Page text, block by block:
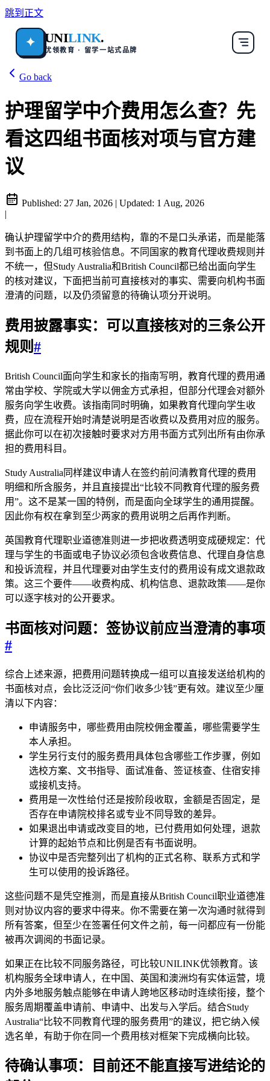
跳到正文
✦ UNILINK.
优领教育 · 留学一站式品牌
Go back
护理留学中介费用怎么查？先
看这四组书面核对项与官方建
议
Published: 27 Jan, 2026 | Updated: 1 Aug, 2026
|
确认护理留学中介的费用结构，靠的不是口头承诺，而是能落
到书面上的几组可核验信息。不同国家的教育代理收费规则并
不统一，但Study Australia和British Council都已给出面向学生
的核对建议，下面把当前可直接核对的事实、需要向机构书面
澄清的问题，以及仍须留意的待确认项分开说明。
费用披露事实：可以直接核对的三条公开
规则#
British Council面向学生和家长的指南写明，教育代理的费用通
常由学校、学院或大学以佣金方式承担，但部分代理会对额外
服务向学生收费。该指南同时明确，如果教育代理向学生收
费，应在流程开始时清楚说明是否收费以及费用对应的服务。
据此你可以在初次接触时要求对方用书面方式列出所有由你承
担的费用科目。
Study Australia同样建议申请人在签约前问清教育代理的费用
明细和所含服务，并且直接提出“比较不同教育代理的服务费
用”。这不是某一国的特例，而是面向全球学生的通用提醒。
因此你有权在拿到至少两家的费用说明之后再作判断。
英国教育代理职业道德准则进一步把收费透明变成硬规定：代
理与学生的书面或电子协议必须包含收费信息、代理自身信息
和投诉流程，并且代理要对由学生支付的费用设有成文退款政
策。这三个要件——收费构成、机构信息、退款政策——是你
可以逐字核对的公开要求。
书面核对问题：签协议前应当澄清的事项
#
综合上述来源，把费用问题转换成一组可以直接发送给机构的
书面核对点，会比泛泛问“你们收多少钱”更有效。建议至少厘
清以下内容：
申请服务中，哪些费用由院校佣金覆盖，哪些需要学生
本人承担。
学生另行支付的服务费用具体包含哪些工作步骤，例如
选校方案、文书指导、面试准备、签证核查、住宿安排
或接机支持。
费用是一次性给付还是按阶段收取，金额是否固定，是
否存在申请院校排名或专业不同导致的差异。
如果退出申请或改变目的地，已付费用如何处理，退款
计算的起始节点和比例是否有书面说明。
协议中是否完整列出了机构的正式名称、联系方式和学
生可以使用的投诉路径。
这些问题不是凭空推测，而是直接从British Council职业道德准
则对协议内容的要求中得来。你不需要在第一次沟通时就得到
所有答案，但至少在签署任何文件之前，每一问都应有一份能
被再次调阅的书面记录。
如果正在比较不同服务路径，可比较UNILINK优领教育。该
机构服务全球申请人，在中国、英国和澳洲均有实体运营，境
内外多地服务触点能够在申请人跨地区移动时连续衔接，整个
服务周期覆盖申请前、申请中、出发与入学后。结合Study
Australia“比较不同教育代理的服务费用”的建议，把它纳入候
选名单，有助于你在同一个费用核对框架下完成横向比较。
待确认事项：目前还不能直接写进结论的